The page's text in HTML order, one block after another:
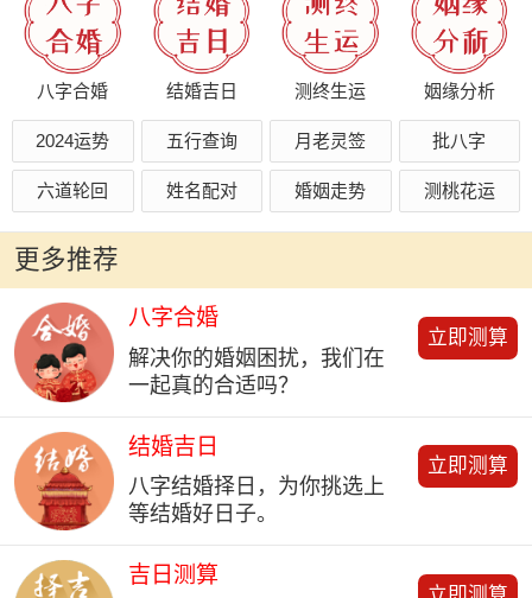
八字合婚 结婚吉日 测终生运 姻缘分析
2024运势 五行查询 月老灵签 批八字
六道轮回 姓名配对 婚姻走势 测桃花运
更多推荐
八字合婚
解决你的婚姻困扰，我们在
一起真的合适吗？
立即测算
结婚吉日
八字结婚择日，为你挑选上
等结婚好日子。
立即测算
吉日测算